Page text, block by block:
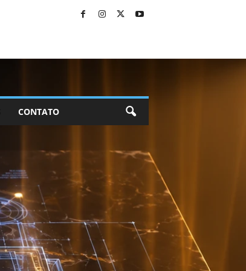
CONTATO